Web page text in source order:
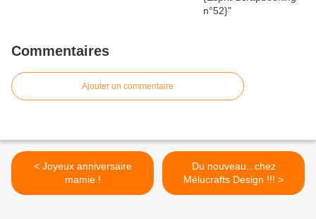
Commentaires
Ajouter un commentaire
< Joyeux anniversaire
mamie !
Du nouveau...chez
Mélucrafts Design !!! >